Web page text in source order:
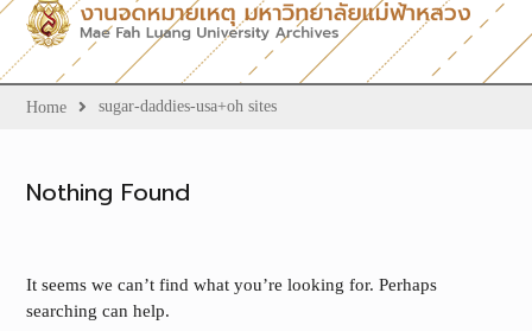
Home sugar-daddies-usa+oh sites
Nothing Found
It seems we can’t find what you’re looking for. Perhaps
searching can help.